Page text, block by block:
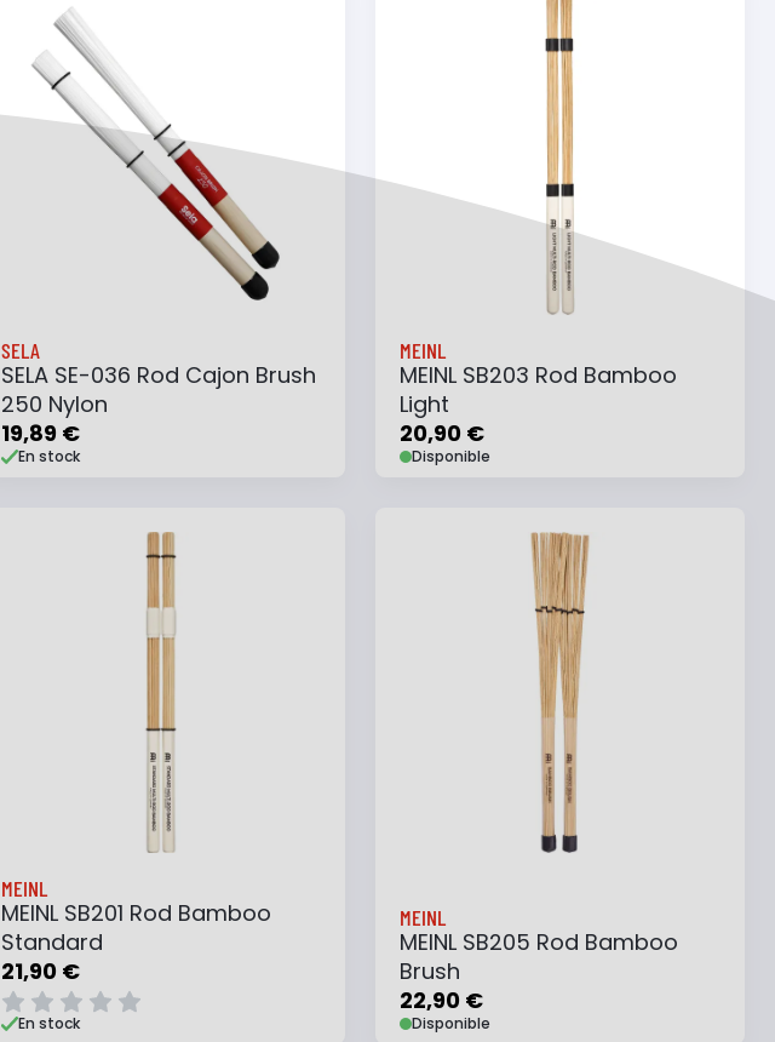
Ajouter au panier
Ajouter à ma liste Ajouter au panier
Ajouter à ma liste
SELA
SELA SE-036 Rod Cajon Brush
250 Nylon
19,89 €
En stock
MEINL
MEINL SB203 Rod Bamboo
Light
20,90 €
Disponible
Ajouter au panier
Ajouter à ma liste
MEINL
MEINL SB201 Rod Bamboo
Standard
21,90 €
En stock
MEINL
MEINL SB205 Rod Bamboo
Brush
22,90 €
Disponible